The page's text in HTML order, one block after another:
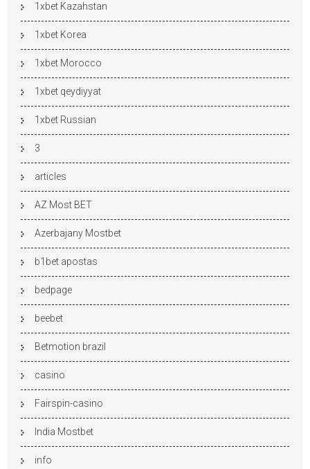
1xbet Kazahstan
1xbet Korea
1xbet Morocco
1xbet qeydiyyat
1xbet Russian
3
articles
AZ Most BET
Azerbajany Mostbet
b1bet apostas
bedpage
beebet
Betmotion brazil
casino
Fairspin-casino
India Mostbet
info